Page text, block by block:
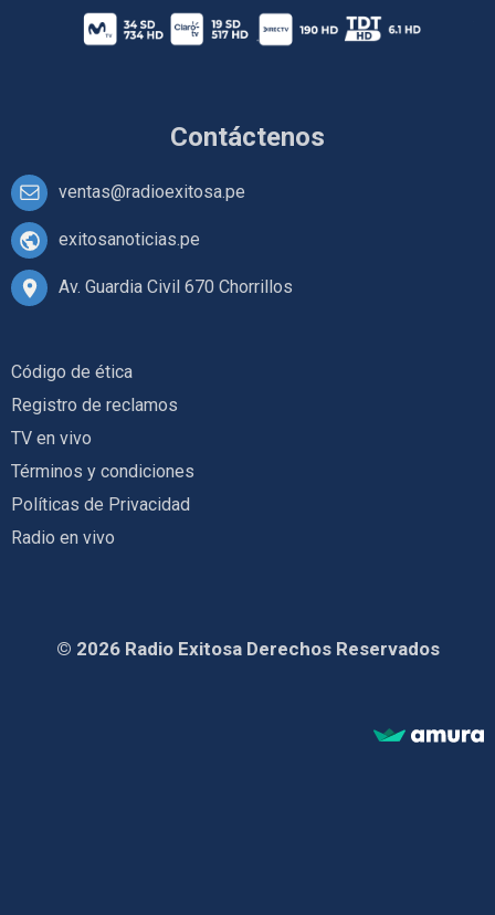
Contáctenos
ventas@radioexitosa.pe
exitosanoticias.pe
Av. Guardia Civil 670 Chorrillos
Código de ética
Registro de reclamos
TV en vivo
Términos y condiciones
Políticas de Privacidad
Radio en vivo
© 2026 Radio Exitosa Derechos Reservados